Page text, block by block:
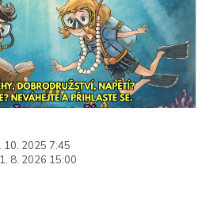
10. 2025 7:45
8. 2026 15:00